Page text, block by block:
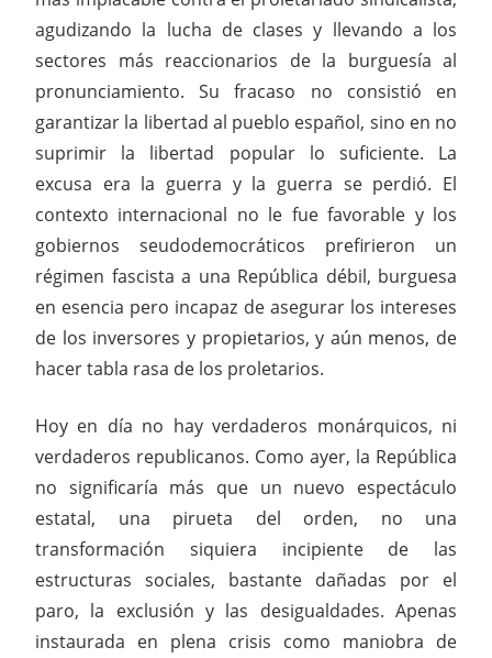
agudizando la lucha de clases y llevando a los
sectores más reaccionarios de la burguesía al
pronunciamiento. Su fracaso no consistió en
garantizar la libertad al pueblo español, sino en no
suprimir la libertad popular lo suficiente. La
excusa era la guerra y la guerra se perdió. El
contexto internacional no le fue favorable y los
gobiernos seudodemocráticos prefirieron un
régimen fascista a una República débil, burguesa
en esencia pero incapaz de asegurar los intereses
de los inversores y propietarios, y aún menos, de
hacer tabla rasa de los proletarios.
Hoy en día no hay verdaderos monárquicos, ni
verdaderos republicanos. Como ayer, la República
no significaría más que un nuevo espectáculo
estatal, una pirueta del orden, no una
transformación siquiera incipiente de las
estructuras sociales, bastante dañadas por el
paro, la exclusión y las desigualdades. Apenas
instaurada en plena crisis como maniobra de